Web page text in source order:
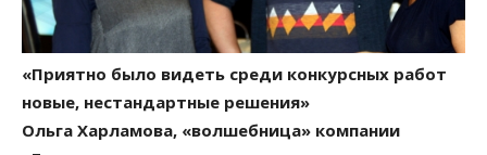
«Приятно было видеть среди конкурсных работ
новые, нестандартные решения»
Ольга Харламова, «волшебница» компании